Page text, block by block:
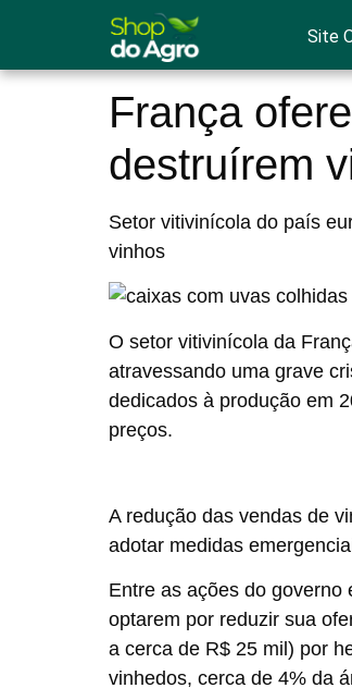
Site
França
destruírem
Setor vitivinícola do país
vinhos
O setor vitivinícola da
atravessando uma grave
dedicados à produção em
preços.
A redução das vendas de
adotar medidas
Entre as ações do
optarem por reduzir sua
a cerca de R$ 25 mil) por
vinhedos, cerca de 4% da